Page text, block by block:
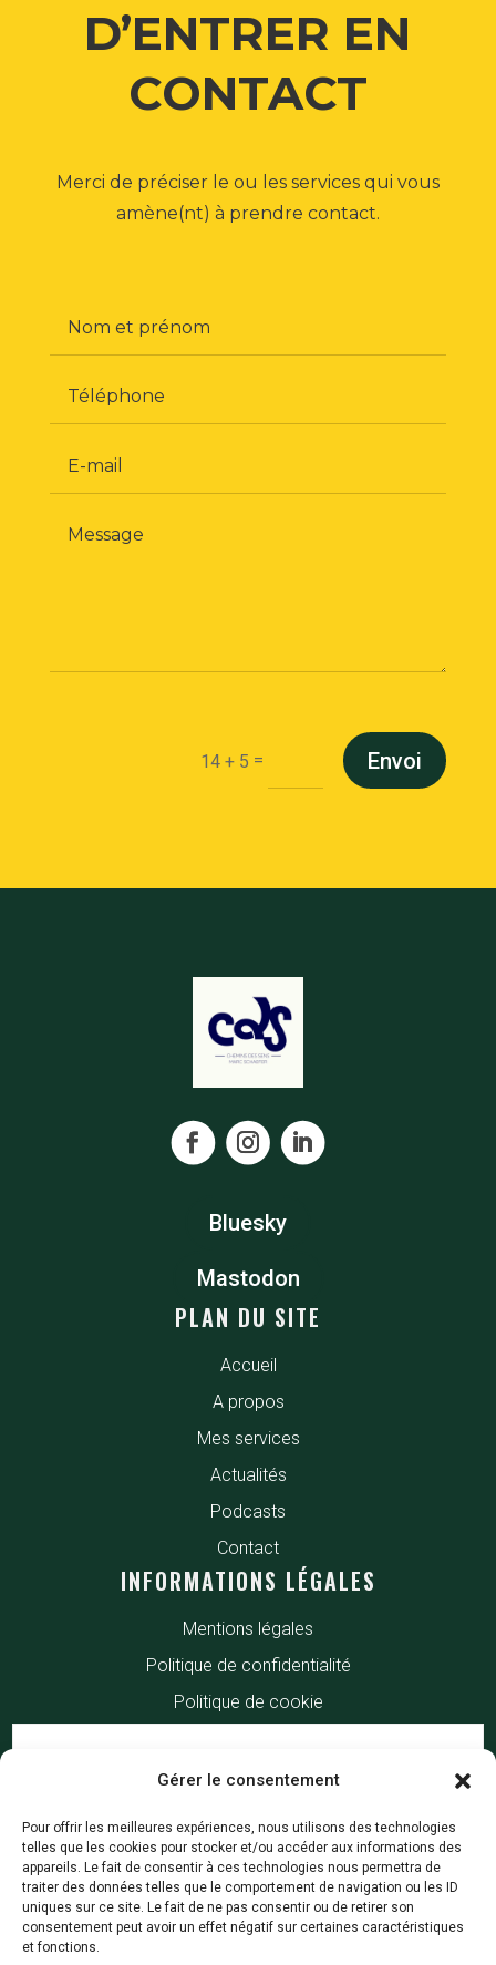
Gérer le consentement
Pour offrir les meilleures expériences, nous utilisons des technologies
telles que les cookies pour stocker et/ou accéder aux informations des
appareils. Le fait de consentir à ces technologies nous permettra de
traiter des données telles que le comportement de navigation ou les ID
uniques sur ce site. Le fait de ne pas consentir ou de retirer son
consentement peut avoir un effet négatif sur certaines caractéristiques
et fonctions.
D’ENTRER EN
CONTACT
Merci de préciser le ou les services qui vous
amène(nt) à prendre contact.
14 + 5 = Envoi
Bluesky
Mastodon
PLAN DU SITE
Accueil
A propos
Mes services
Actualités
Podcasts
Contact
INFORMATIONS LÉGALES
Mentions légales
Politique de confidentialité
Politique de cookie